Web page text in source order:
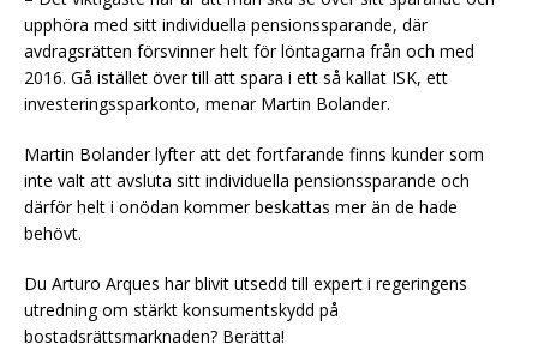
upphöra med sitt individuella pensionssparande, där
avdragsrätten försvinner helt för löntagarna från och med
2016. Gå istället över till att spara i ett så kallat ISK, ett
investeringssparkonto, menar Martin Bolander.
Martin Bolander lyfter att det fortfarande finns kunder som
inte valt att avsluta sitt individuella pensionssparande och
därför helt i onödan kommer beskattas mer än de hade
behövt.
Du Arturo Arques har blivit utsedd till expert i regeringens
utredning om stärkt konsumentskydd på
bostadsrättsmarknaden? Berätta!